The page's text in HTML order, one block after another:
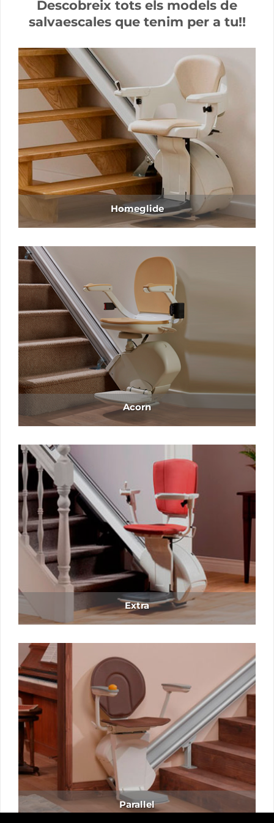
Homeglide
Acorn
Extra
Parallel
AVIS LEGAL POLITICA DE PRIVASITAT POLITICA DE COOKIES
Copyright 2026 © Salvaescales.cat